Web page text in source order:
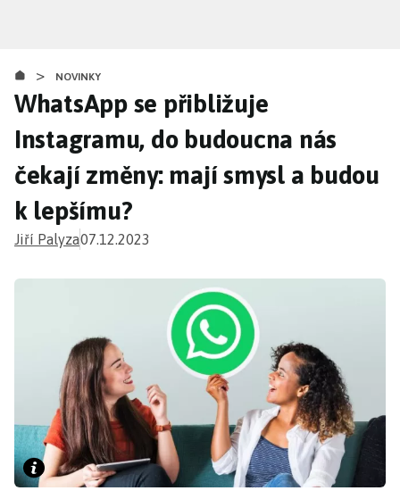
obsahu
> NOVINKY
WhatsApp se přibližuje
Instagramu, do budoucna nás
čekají změny: mají smysl a budou
k lepšímu?
Jiří Palyza07.12.2023